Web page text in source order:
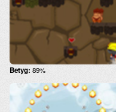
Betyg: 89%